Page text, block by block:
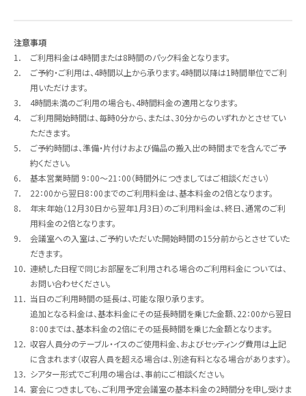
注意事項
1．
ご利用料金は4時間または8時間のパック料金となります。
2．
ご予約・ご利用は、4時間以上から承ります。4時間以降は1時間単位でご利
用いただけます。
3．
4時間未満のご利用の場合も、4時間料金の適用となります。
4．
ご利用開始時間は、毎時0分から、または、30分からのいずれかとさせてい
ただきます。
5．
ご予約時間は、準備・片付けおよび備品の搬入出の時間までを含んでご予
約ください。
6．
基本営業時間 9：00～21：00（時間外につきましてはご相談ください）
7．
22：00から翌日8：00までのご利用料金は、基本料金の2倍となります。
8．
年末年始（12月30日から翌年1月3日）のご利用料金は、終日、通常のご利
用料金の2倍となります。
9．
会議室への入室は、ご予約いただいた開始時間の15分前からとさせていた
だきます。
10． 連続した日程で同じお部屋をご利用される場合のご利用料金については、
お問い合わせください。
11． 当日のご利用時間の延長は、可能な限り承ります。
追加となる料金は、基本料金にその延長時間を乗じた金額、22：00から翌日
8：00までは、基本料金の2倍にその延長時間を乗じた金額となります。
12． 収容人員分のテーブル・イスのご使用料金、およびセッティング費用は上記
に含まれます（収容人員を超える場合は、別途有料となる場合があります）。
13． シアター形式でご利用の場合は、事前にご相談ください。
14． 宴会につきましても、ご利用予定会議室の基本料金の2時間分を申し受けま